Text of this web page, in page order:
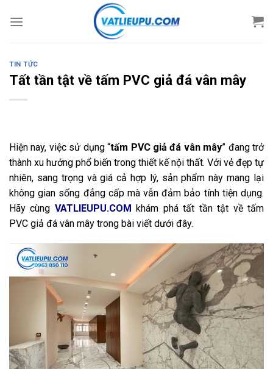
TIN TỨC
Tất tần tật về tấm PVC giả đá vân mây
Hiện nay, việc sử dụng “tấm PVC giả đá vân mây” đang trở
thành xu hướng phổ biến trong thiết kế nội thất. Với vẻ đẹp tự
nhiên, sang trọng và giá cả hợp lý, sản phẩm này mang lại
không gian sống đẳng cấp mà vẫn đảm bảo tính tiện dụng.
Hãy cùng VATLIEUPU.COM khám phá tất tần tật về tấm
PVC giả đá vân mây trong bài viết dưới đây.